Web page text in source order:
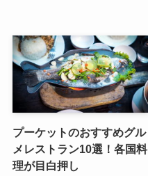
プーケットのおすすめグル
メレストラン10選！各国料
理が目白押し